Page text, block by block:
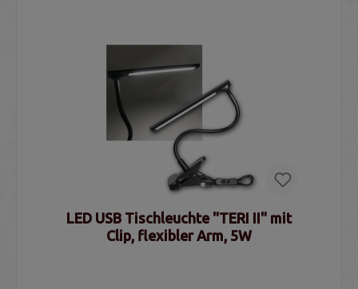
LED USB Tischleuchte "TERI II" mit
Clip, flexibler Arm, 5W